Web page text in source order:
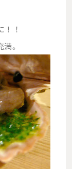
！！
。